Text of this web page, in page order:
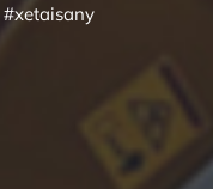
#xetaisany